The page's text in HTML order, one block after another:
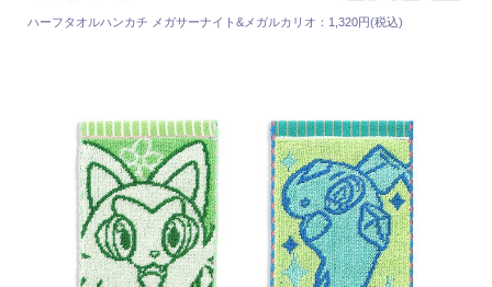
ハーフタオルハンカチ メガサーナイト&メガルカリオ：1,320円(税込)